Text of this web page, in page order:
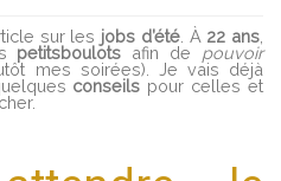
sur les jobs d’été. À 22 ans
petitsboulots afin de pouvoir
mes soirées). Je vais déjà
conseils pour celles et